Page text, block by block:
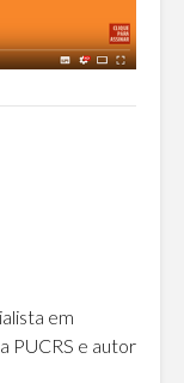
em
PUCRS e autor